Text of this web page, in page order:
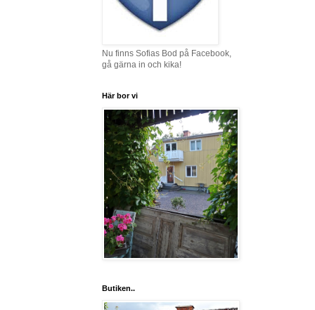
Nu finns Sofias Bod på Facebook,
gå gärna in och kika!
Här bor vi
Butiken..